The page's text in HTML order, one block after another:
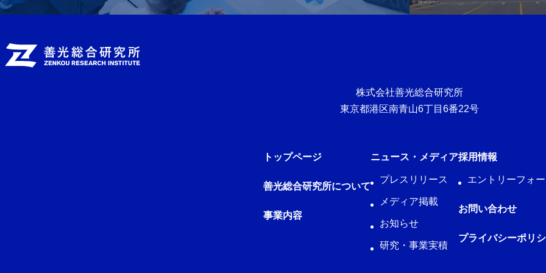
株式会社善光総合研究所
東京都港区南青山6丁目6番22号
トップページ
善光総合研究所について
事業内容
ニュース・メディア
プレスリリース
メディア掲載
お知らせ
研究・事業実積
採用情報
エントリーフォ
お問い合わせ
プライバシーポリ